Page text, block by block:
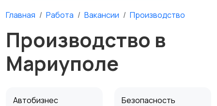
Главная Работа Вакансии Производство
Производство в
Мариуполе
Автобизнес Безопасность